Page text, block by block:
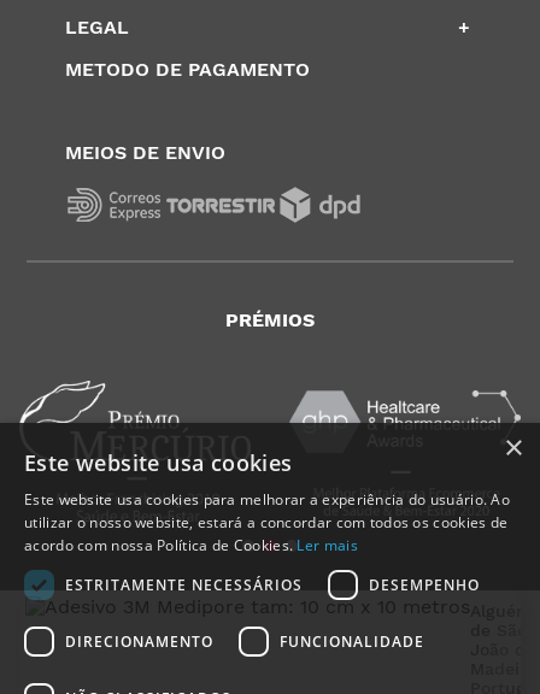
LEGAL
+
METODO DE PAGAMENTO
MEIOS DE ENVIO
PRÉMIOS
×
Este website usa cookies
Este website usa cookies para melhorar a experiência do usuário. Ao
utilizar o nosso website, estará a concordar com todos os cookies de
acordo com nossa Política de Cookies. Ler mais
ESTRITAMENTE NECESSÁRIOS
DESEMPENHO
DIRECIONAMENTO FUNCIONALIDADE